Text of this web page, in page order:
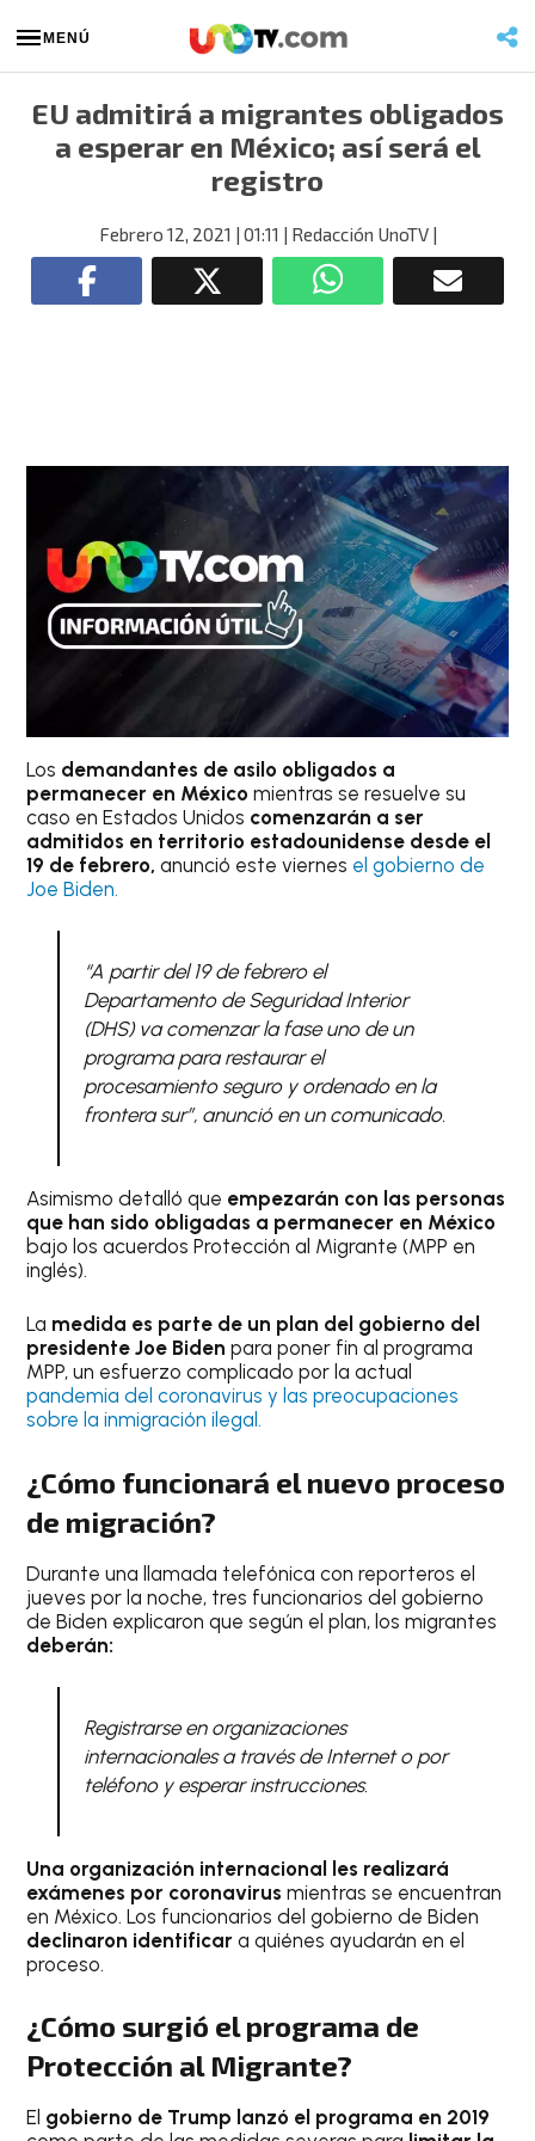
MENÚ
EU admitirá a migrantes obligados
a esperar en México; así será el
registro
Febrero 12, 2021 | 01:11 | Redacción UnoTV|
Los demandantes de asilo obligados a
permanecer en Méxicomientras se resuelve su
caso en Estados Unidos comenzarán a ser
admitidos en territorio estadounidense desde el
19 de febrero,anunció este viernes el gobierno de
Joe Biden.
“A partir del 19 de febrero el
Departamento de Seguridad Interior
(DHS) va comenzar la fase uno de un
programa para restaurar el
procesamiento seguro y ordenado en la
frontera sur”, anunció en un comunicado.
Asimismo detalló que empezarán con las personas
que han sido obligadas a permanecer en México
bajo los acuerdos Protección al Migrante (MPP en
inglés).
La medida es parte de un plan del gobierno del
presidente Joe Biden para poner fin al programa
MPP, un esfuerzo complicado por la actual
pandemia del coronavirus y las preocupaciones
sobre la inmigración ilegal.
¿Cómo funcionará el nuevo proceso
de migración?
Durante una llamada telefónica con reporteros el
jueves por la noche, tres funcionarios del gobierno
de Biden explicaron que según el plan, los migrantes
deberán:
Registrarse en organizaciones
internacionales a través de Internet o por
teléfono y esperar instrucciones.
Una organización internacional les realizará
exámenes por coronavirusmientras se encuentran
en México. Los funcionarios del gobierno de Biden
declinaron identificara quiénes ayudarán en el
proceso.
¿Cómo surgió el programa de
Protección al Migrante?
El gobierno de Trump lanzó el programa en 2019